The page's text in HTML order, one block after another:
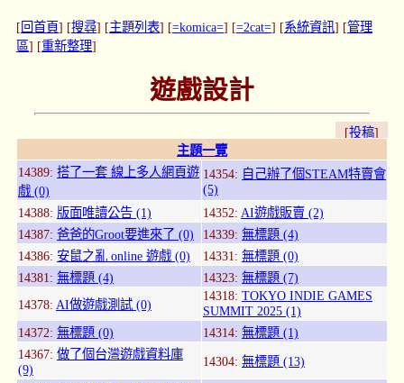
[ 回首頁] [搜尋] [主題列表] [=komica=] [=2cat=] [系統資訊] [管理
區] [重新整理]
遊戲設計
[投稿]
主題一覽
14389: 搭了一套 線上多人網頁遊
戲 (0)
14354: 自己辦了個STEAM特賣會
(5)
14388: 版面唯讀公告 (1) 14352: AI遊戲販賣 (2)
14387: 爸爸的Groot要進來了 (0) 14339: 無標題 (4)
14386: 安鼠之亂 online 遊戲 (0) 14331: 無標題 (0)
14381: 無標題 (4) 14323: 無標題 (7)
14378: AI做遊戲測試 (0)
14318: TOKYO INDIE GAMES
SUMMIT 2025 (1)
14372: 無標題 (0) 14314: 無標題 (1)
14367: 做了個台灣遊戲資料庫
(9)
14304: 無標題 (13)